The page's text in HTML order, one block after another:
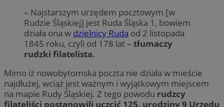
– Najstarszym urzędem pocztowym [w
Rudzie Śląskiej] jest Ruda Śląska 1, bowiem
działa ona w dzielnicy Ruda od 2 listopada
1845 roku, czyli od 178 lat – tłumaczy
rudzki filatelista.
Mimo iż nowobytomska poczta nie działa w mieście
najdłużej, wciąż jest ważnym i wyjątkowym miejscem
na mapie Rudy Śląskiej. Z tego powodu rudzcy
filateliści postanowili uczcić 125. urodziny 9 Urzędu